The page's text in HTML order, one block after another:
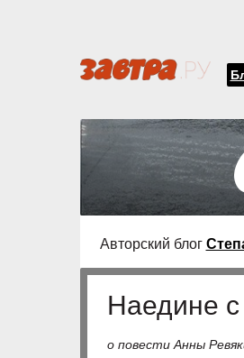
Авторский блог
Наедине с
о повести Анны